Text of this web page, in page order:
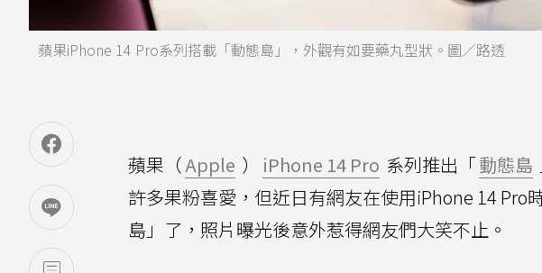
蘋果iPhone 14 Pro系列搭載「動態島」，外觀有如要藥丸型狀。圖／路透
蘋果（Apple ） iPhone 14 Pro 系列推出「動態島
許多果粉喜愛，但近日有網友在使用iPhone 14 Pro
島」了，照片曝光後意外惹得網友們大笑不止。